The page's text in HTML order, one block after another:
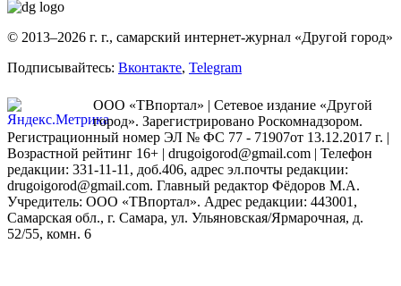
© 2013–2026 г. г., самарский интернет-журнал «Другой город»
Подписывайтесь: Вконтакте, Telegram
ООО «ТВпортал» | Сетевое издание «Другой
город». Зарегистрировано Роскомнадзором.
Регистрационный номер ЭЛ № ФС 77 - 71907от 13.12.2017 г. |
Возрастной рейтинг 16+ | drugoigorod@gmail.com | Телефон
редакции: 331-11-11, доб.406, адрес эл.почты редакции:
drugoigorod@gmail.com. Главный редактор Фёдоров М.А.
Учредитель: ООО «ТВпортал». Адрес редакции: 443001,
Самарская обл., г. Самара, ул. Ульяновская/Ярмарочная, д.
52/55, комн. 6